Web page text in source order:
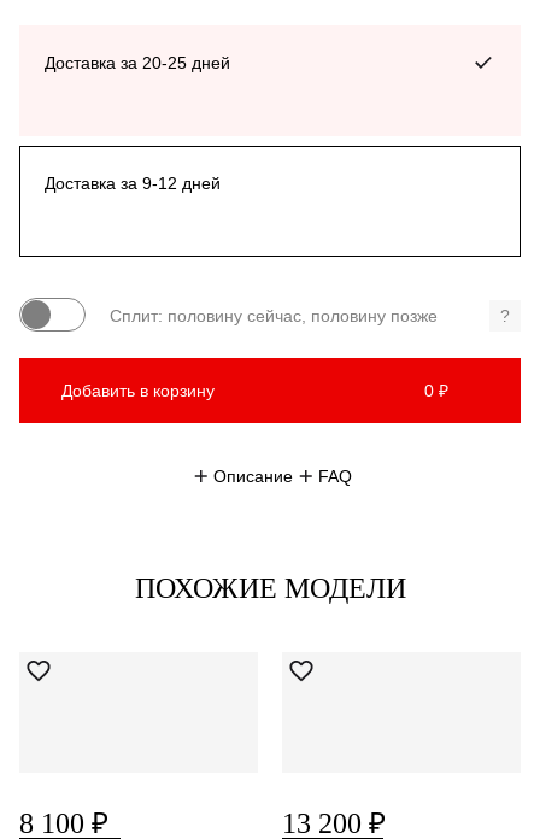
Доставка за 20-25 дней
Доставка за 9-12 дней
Сплит: половину сейчас, половину позже ?
Добавить в корзину 0 ₽
Описание FAQ
ПОХОЖИЕ МОДЕЛИ
8 100 ₽ 13 200 ₽